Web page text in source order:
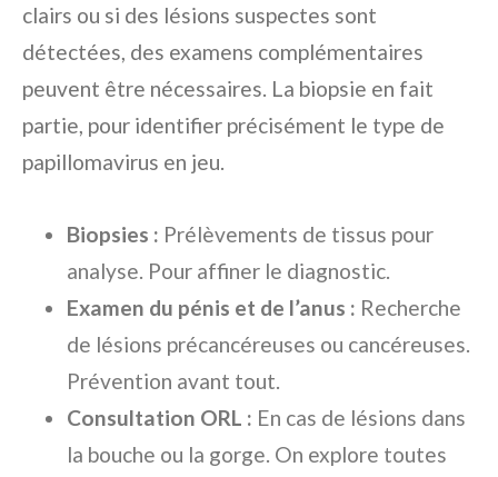
clairs ou si des lésions suspectes sont
détectées, des examens complémentaires
peuvent être nécessaires. La biopsie en fait
partie, pour identifier précisément le type de
papillomavirus en jeu.
Biopsies : Prélèvements de tissus pour
analyse. Pour affiner le diagnostic.
Examen du pénis et de l’anus : Recherche
de lésions précancéreuses ou cancéreuses.
Prévention avant tout.
Consultation ORL : En cas de lésions dans
la bouche ou la gorge. On explore toutes